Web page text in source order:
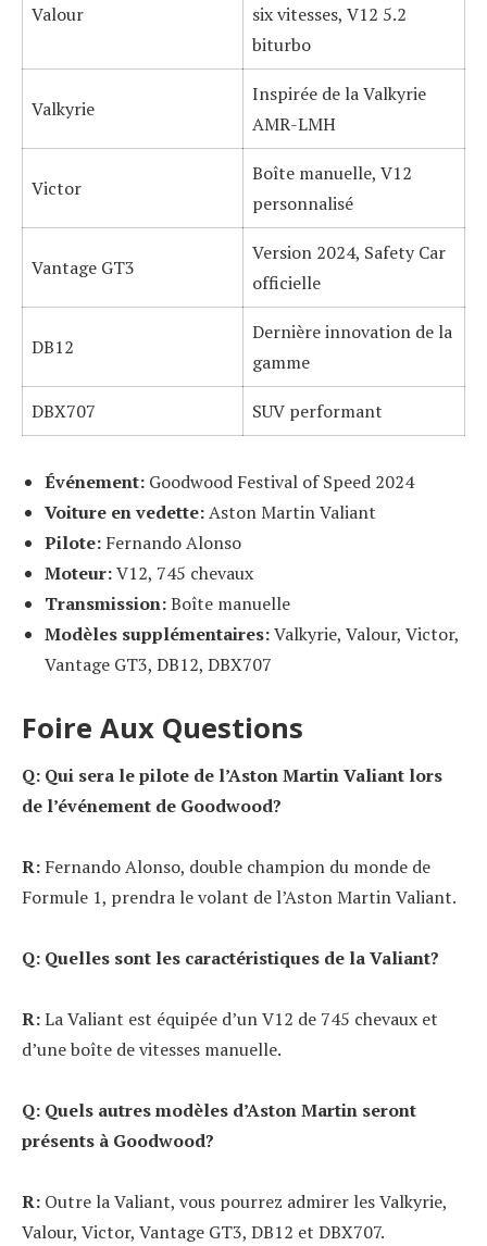
Valour
six vitesses, V12 5.2
biturbo
Valkyrie
Inspirée de la Valkyrie
AMR-LMH
Victor
Boîte manuelle, V12
personnalisé
Vantage GT3
Version 2024, Safety Car
officielle
DB12
Dernière innovation de la
gamme
DBX707 SUV performant
Événement:Goodwood Festival of Speed 2024
Voiture en vedette:Aston Martin Valiant
Pilote:Fernando Alonso
Moteur:V12, 745 chevaux
Transmission:Boîte manuelle
Modèles supplémentaires:Valkyrie, Valour, Victor,
Vantage GT3, DB12, DBX707
Foire Aux Questions
Q: Qui sera le pilote de l’Aston Martin Valiant lors
de l’événement de Goodwood?
R: Fernando Alonso, double champion du monde de
Formule 1, prendra le volant de l’Aston Martin Valiant.
Q: Quelles sont les caractéristiques de la Valiant?
R:La Valiant est équipée d’un V12 de 745 chevaux et
d’une boîte de vitesses manuelle.
Q: Quels autres modèles d’Aston Martin seront
présents à Goodwood?
R: Outre la Valiant, vous pourrez admirer les Valkyrie,
Valour, Victor, Vantage GT3, DB12 et DBX707.